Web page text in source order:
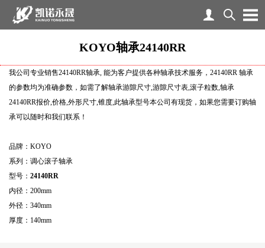
KOYO轴承24140RR
我公司专业销售24140RR轴承, 能为客户提供各种轴承技术服务，24140RR 轴承
的参数均为准确参数，如需了解轴承游隙尺寸,游隙尺寸表,滚子粒数,轴承
24140RR报价,价格,外形尺寸,锥度,此轴承型号本公司有现货，如果您需要订购轴
承可以随时和我们联系！
品牌：KOYO
系列：调心滚子轴承
型号： 24140RR
内径：200mm
外径：340mm
厚度：140mm